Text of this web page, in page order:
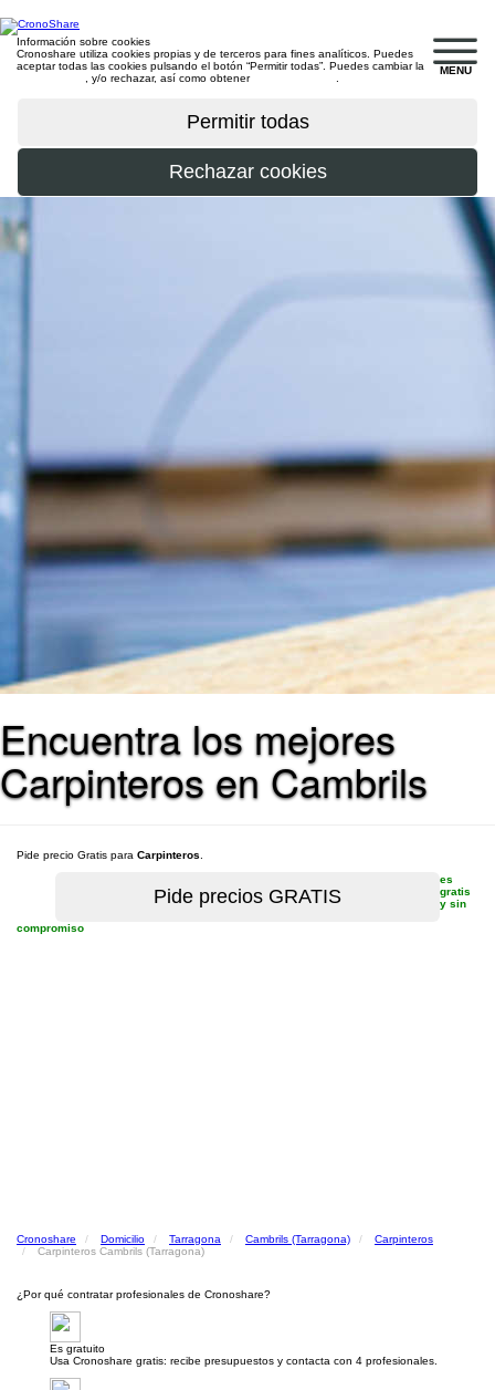
MENU
Información sobre cookies
Cronoshare utiliza cookies propias y de terceros para fines analíticos. Puedes
aceptar todas las cookies pulsando el botón “Permitir todas”. Puedes cambiar la
, y/o rechazar, así como obtener
Encuentra los mejores
Carpinteros en Cambrils
Pide precio Gratis para Carpinteros
es
gratis
y sin
compromiso
Cronoshare Domicilio Tarragona Cambrils (Tarragona)
Carpinteros
Carpinteros Cambrils (Tarragona)
¿Por qué contratar profesionales de Cronoshare?
Es gratuito
Usa Cronoshare gratis: recibe presupuestos y contacta con 4 profesionales.